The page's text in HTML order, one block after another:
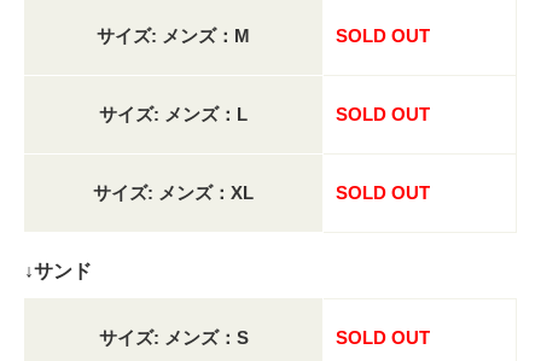
サイズ: メンズ：M SOLD OUT
サイズ: メンズ：L SOLD OUT
サイズ: メンズ：XL SOLD OUT
↓サンド
サイズ: メンズ：S SOLD OUT